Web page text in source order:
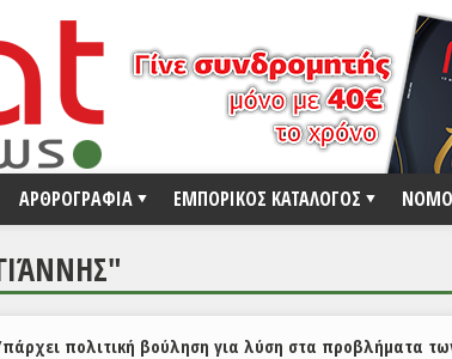
ΑΡΘΡΟΓΡΑΦΙΑ ΕΜΠΟΡΙΚΟΣ ΚΑΤΑΛΟΓΟΣ
πολιτική βούληση για λύση στα προβλήματα